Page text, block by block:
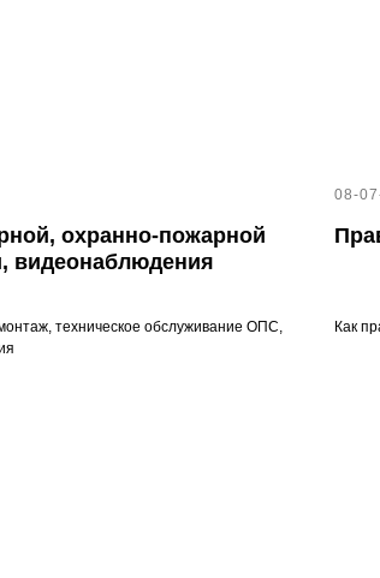
охранно-пожарной
видеонаблюдения
техническое обслуживание ОПС,
08-
Как